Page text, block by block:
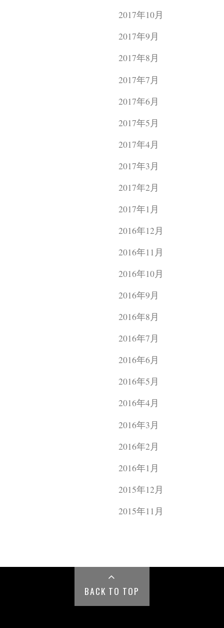
2017年10月
2017年9月
2017年8月
2017年7月
2017年6月
2017年5月
2017年4月
2017年3月
2017年2月
2017年1月
2016年12月
2016年11月
2016年10月
2016年9月
2016年8月
2016年7月
2016年6月
2016年5月
2016年4月
2016年3月
2016年2月
2016年1月
2015年12月
2015年11月
BACK TO TOP